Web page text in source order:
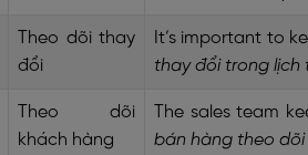
Theo dõi thay
đổi
It’s important to
thay đổi trong lịch
Theo dõi
khách hàng
The sales team
bán hàng theo